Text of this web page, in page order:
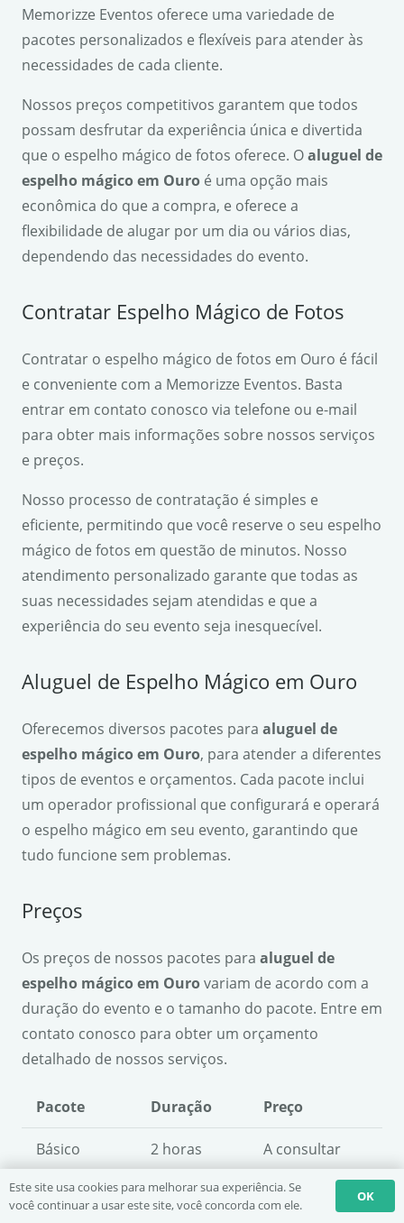
Memorizze Eventos oferece uma variedade de
pacotes personalizados e flexíveis para atender às
necessidades de cada cliente.
Nossos preços competitivos garantem que todos
possam desfrutar da experiência única e divertida
que o espelho mágico de fotos oferece. Oaluguel de
espelho mágico em Ouro é uma opção mais
econômica do que a compra, e oferece a
flexibilidade de alugar por um dia ou vários dias,
dependendo das necessidades do evento.
Contratar Espelho Mágico de Fotos
Contratar o espelho mágico de fotos em Ouro é fácil
e conveniente com a Memorizze Eventos. Basta
entrar em contato conosco via telefone ou e-mail
para obter mais informações sobre nossos serviços
e preços.
Nosso processo de contratação é simples e
eficiente, permitindo que você reserve o seu espelho
mágico de fotos em questão de minutos. Nosso
atendimento personalizado garante que todas as
suas necessidades sejam atendidas e que a
experiência do seu evento seja inesquecível.
Aluguel de Espelho Mágico em Ouro
Oferecemos diversos pacotes para aluguel de
espelho mágico em Ouro, para atender a diferentes
tipos de eventos e orçamentos. Cada pacote inclui
um operador profissional que configurará e operará
o espelho mágico em seu evento, garantindo que
tudo funcione sem problemas.
Preços
Os preços de nossos pacotes para aluguel de
espelho mágico em Ourovariam de acordo com a
duração do evento e o tamanho do pacote. Entre em
contato conosco para obter um orçamento
detalhado de nossos serviços.
Pacote Duração Preço
Básico 2 horas A consultar
Padrão 3 horas A consultar
Este site usa cookies para melhorar sua experiência. Se
você continuar a usar este site, você concorda com ele.
OK